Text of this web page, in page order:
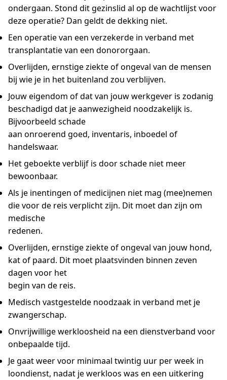
ondergaan. Stond dit gezinslid al op de wachtlijst voor
deze operatie? Dan geldt de dekking niet.
Een operatie van een verzekerde in verband met
transplantatie van een donororgaan.
Overlijden, ernstige ziekte of ongeval van de mensen
bij wie je in het buitenland zou verblijven.
Jouw eigendom of dat van jouw werkgever is zodanig
beschadigd dat je aanwezigheid noodzakelijk is.
Bijvoorbeeld schade
aan onroerend goed, inventaris, inboedel of
handelswaar.
Het geboekte verblijf is door schade niet meer
bewoonbaar.
Als je inentingen of medicijnen niet mag (mee)nemen
die voor de reis verplicht zijn. Dit moet dan zijn om
medische
redenen.
Overlijden, ernstige ziekte of ongeval van jouw hond,
kat of paard. Dit moet plaatsvinden binnen zeven
dagen voor het
begin van de reis.
Medisch vastgestelde noodzaak in verband met je
zwangerschap.
Onvrijwillige werkloosheid na een dienstverband voor
onbepaalde tijd.
Je gaat weer voor minimaal twintig uur per week in
loondienst, nadat je werkloos was en een uitkering